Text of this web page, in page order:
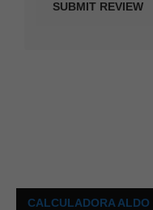
CALCULADORA ALDO